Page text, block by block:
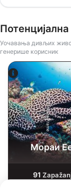
Уочавања дивљих
генерише корисник
Alamy-WaterFrame
Мораи
91